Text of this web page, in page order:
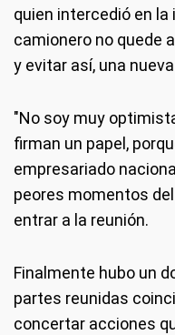
quien intercedió en la
camionero no quede
y evitar así, una
"No soy muy
firman un papel,
empresariado
peores momentos
entrar a la reunión.
Finalmente hubo un
partes reunidas
concertar acciones